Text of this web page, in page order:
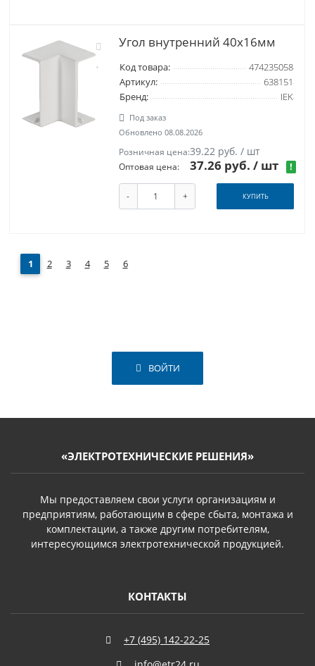
Угол внутренний 40x16мм
Код товара:
474235058
Артикул:
638151
Бренд:
IEK
Под заказ
Обновлено 08.08.2026
Розничная цена:39.22 руб. / шт
Оптовая цена: 37.26 руб./ шт !
- + КУПИТЬ
1 2 3 4 5 6
ВОЙТИ
«ЭЛЕКТРОТЕХНИЧЕСКИЕ РЕШЕНИЯ»
Мы предоставляем свои услуги организациям и
предприятиям, работающим в сфере сбыта, монтажа и
комплектации, а также другим потребителям,
интересующимся электротехнической продукцией.
КОНТАКТЫ
+7 (495) 142-22-25